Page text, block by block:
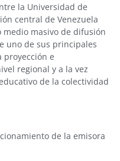
la Universidad de
central de Venezuela
medio masivo de difusión
uno de sus principales
proyección e
regional y a la vez
de la colectividad
de la emisora